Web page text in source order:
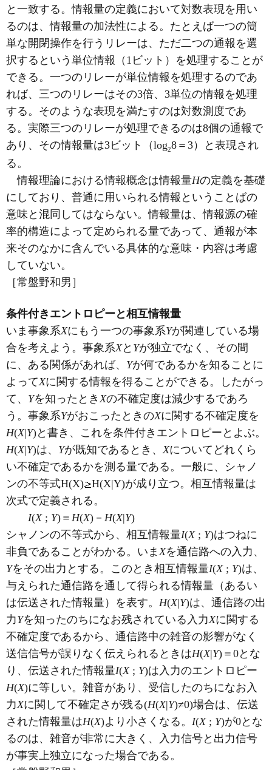
と一致する。情報量の定義において対数表現を用い
るのは、情報量の加法性による。たとえば一つの簡
単な開閉操作を行うリレーは、ただ二つの通報を選
択するという単位情報（1ビット）を処理することが
できる。一つのリレーが単位情報を処理するのであ
れば、三つのリレーはその3倍、3単位の情報を処理
する。そのような表現を満たすのは対数測度であ
る。実際三つのリレーが処理できるのは8個の通報で
あり、その情報量は3ビット（log28＝3）と表現され
る。
情報理論における情報概念は情報量Hの定義を基礎
にしており、普通に用いられる情報ということばの
意味と混同してはならない。情報量は、情報源の確
率的構造によって定められる量であって、通報が本
来そのなかに含んでいる具体的な意味・内容は考慮
していない。
［常盤野和男］
条件付きエントロピーと相互情報量
いま事象系Xにもう一つの事象系Yが関連している場
合を考えよう。事象系Xと Yが独立でなく、その間
に、ある関係があれば、 Yが何であるかを知ることに
よってXに関する情報を得ることができる。したがっ
て、 Yを知ったとき Xの不確定度は減少するであろ
う。事象系YがおこったときのXに関する不確定度を
H(X|Y)と書き、これを条件付きエントロピーとよぶ。
H(X|Y)は、 Yが既知であるとき、 Xについてどれくら
い不確定であるかを測る量である。一般に、シャノ
ンの不等式H(X)
H(X|Y)が成り立つ。相互情報量は
次式で定義される。
I(X; Y)＝ H(X)－ H(X|Y)
シャノンの不等式から、相互情報量I(X; Y)はつねに
非負であることがわかる。いま Xを通信路への入力、
Yをその出力とする。このとき相互情報量I(X; Y)は、
与えられた通信路を通して得られる情報量（あるい
は伝送された情報量）を表す。 H(X|Y)は、通信路の出
力Yを知ったのちになお残されている入力Xに関する
不確定度であるから、通信路中の雑音の影響がなく
送信信号が誤りなく伝えられるときはH(X|Y)＝0とな
り、伝送された情報量I(X; Y)は入力のエントロピー
H(X)に等しい。雑音があり、受信したのちになお入
力Xに関して不確定さが残る(H(X|Y)≠0)場合は、伝送
された情報量はH(X)より小さくなる。 I(X; Y)が0とな
るのは、雑音が非常に大きく、入力信号と出力信号
が事実上独立になった場合である。